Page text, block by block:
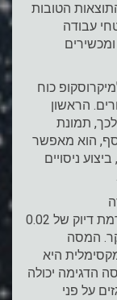
הטובות
עבודה
כוח
הראשון
תמונת
הוא מאפשר
ניסויים
תרמוגרווימטרית, מסת הדוגמא נמדדת ברמת דיוק של 0.02
המסה
המקסימלית היא
הדגימה יכולה
על פני